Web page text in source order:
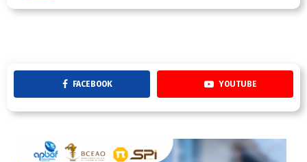
FACEBOOK YOUTUBE